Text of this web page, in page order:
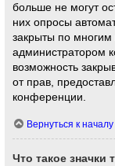
больше не могут
них опросы
закрыты по
администратором
возможность
от прав,
конференции.
Вернуться к началу
Что такое значки